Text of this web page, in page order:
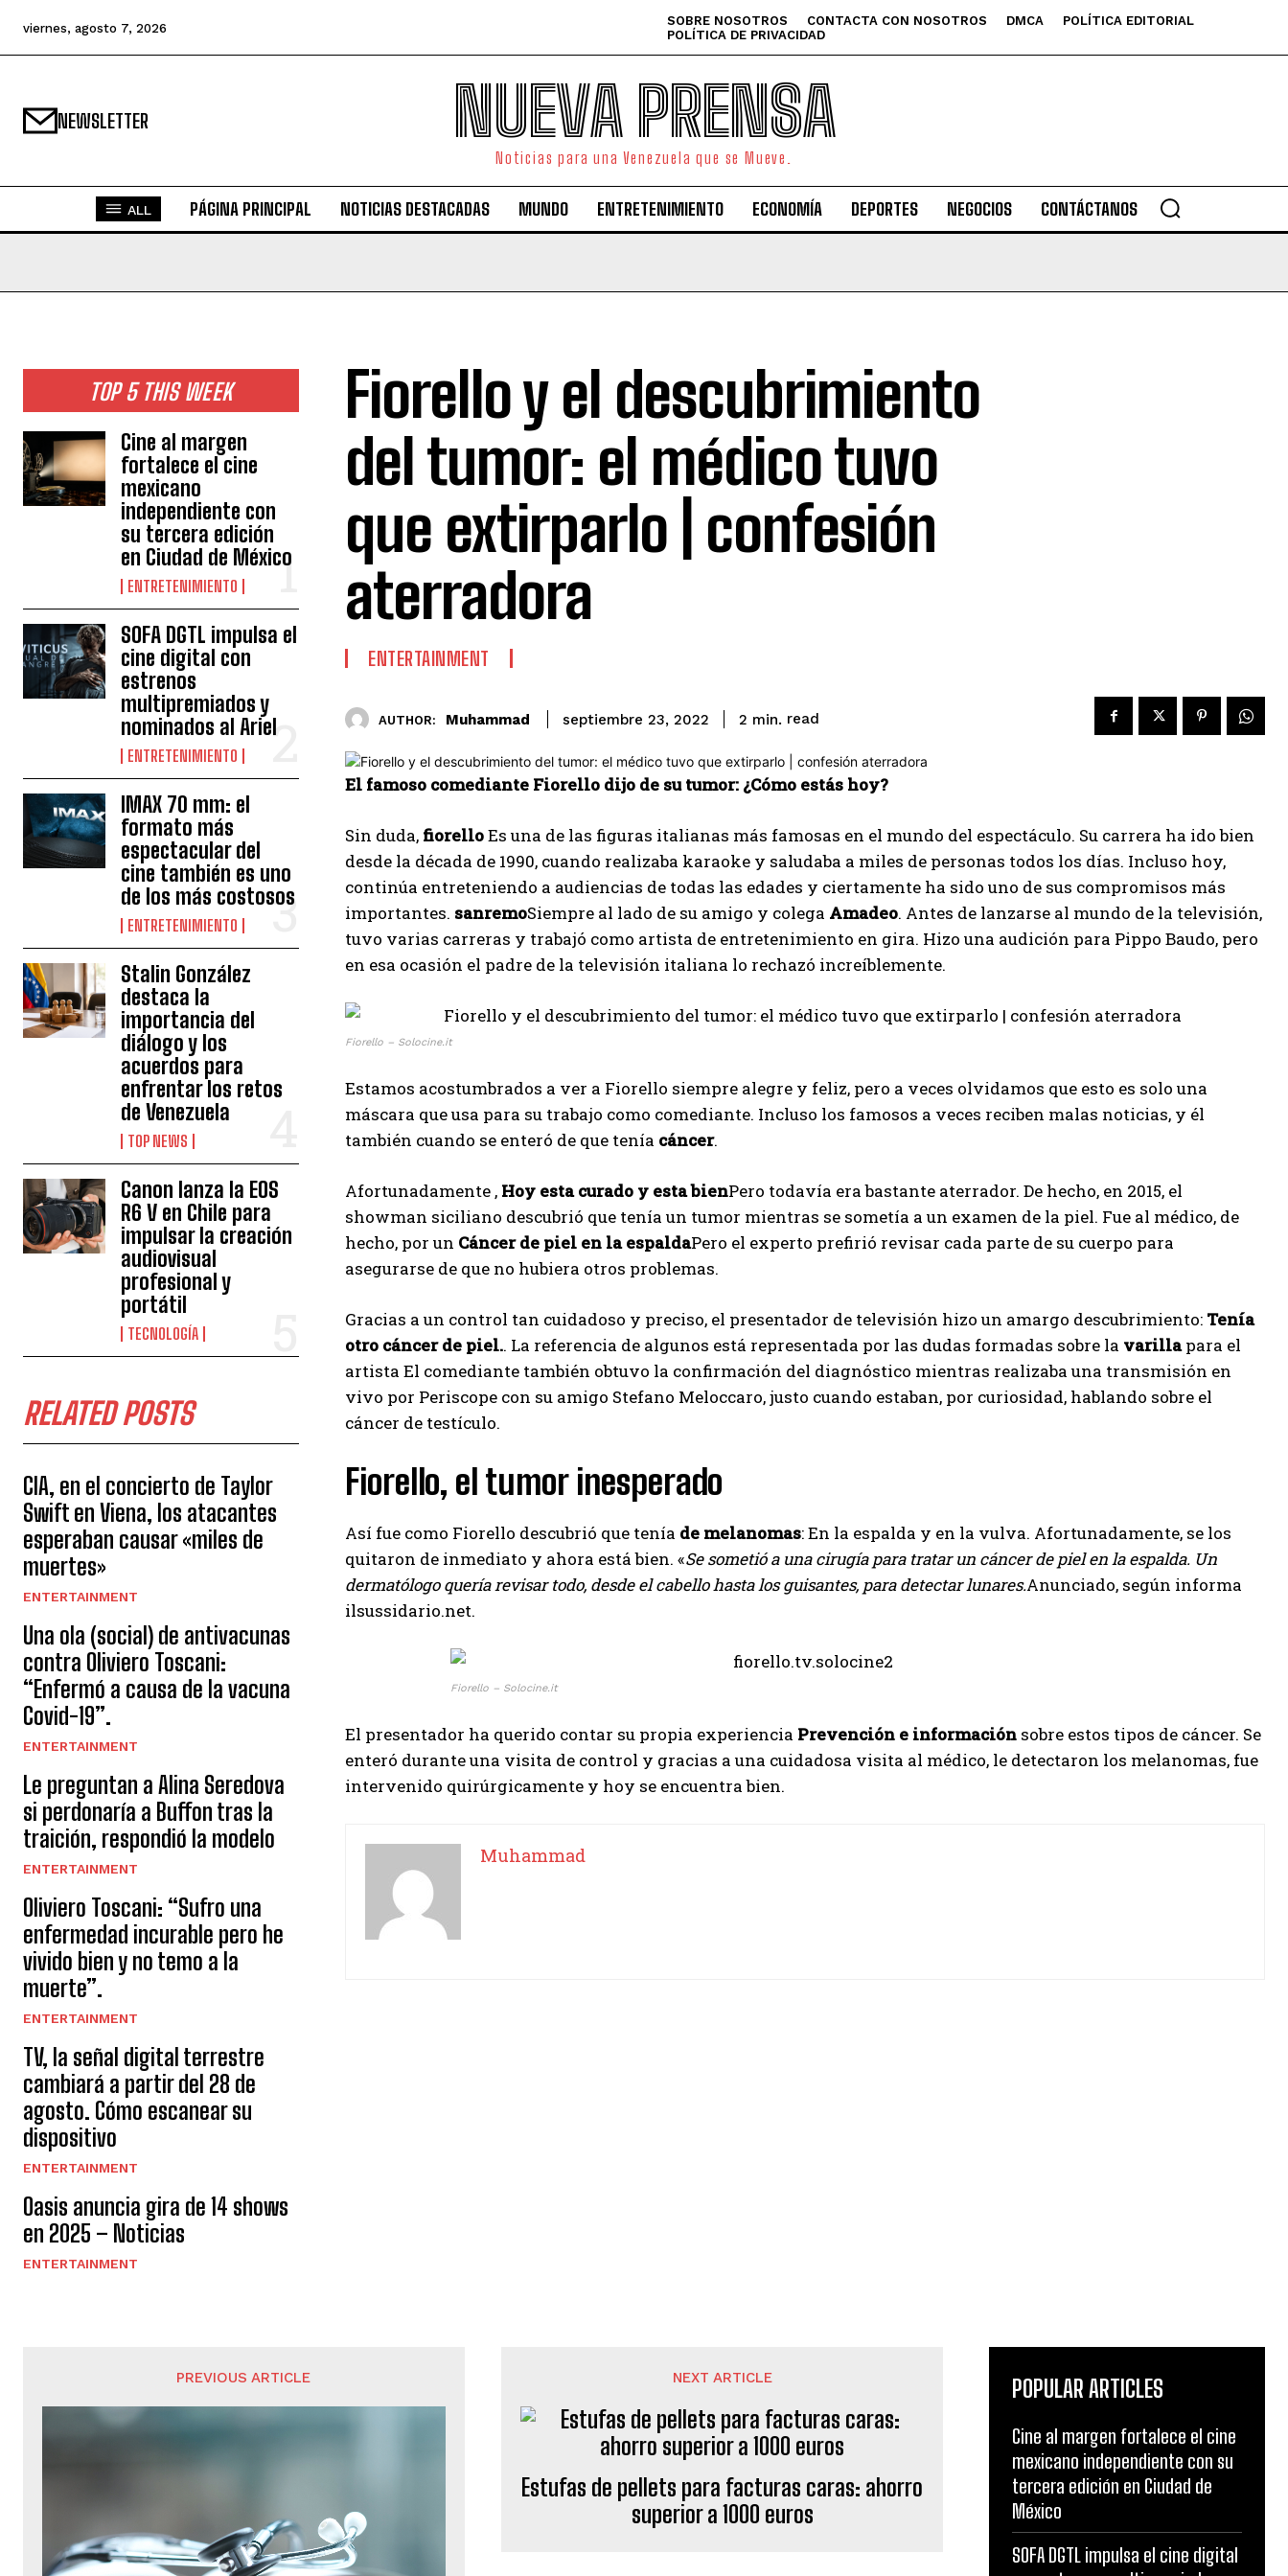
I WANT IN
viernes, agosto 7, 2026 SOBRE NOSOTROS CONTACTA CON NOSOTROS DMCA
POLÍTICA EDITORIAL
POLÍTICA DE PRIVACIDAD
NEWSLETTER NUEVA PRENSA
Noticias para una Venezuela que se Mueve.
ALL PÁGINA PRINCIPAL NOTICIAS DESTACADAS MUNDO ENTRETENIMIENTO ECONOMÍA DEPORTES NEGOCIOS CONTÁCTANOS
TOP 5 THIS WEEK
Cine al margen
fortalece el cine
mexicano
independiente con
su tercera edición
en Ciudad de México
ENTRETENIMIENTO
SOFA DGTL impulsa el
cine digital con
estrenos
multipremiados y
nominados al Ariel
ENTRETENIMIENTO
IMAX 70 mm: el
formato más
espectacular del
cine también es uno
de los más costosos
ENTRETENIMIENTO
Stalin González
destaca la
importancia del
diálogo y los
acuerdos para
enfrentar los retos
de Venezuela
TOP NEWS
Canon lanza la EOS
R6 V en Chile para
impulsar la creación
audiovisual
profesional y
portátil
TECNOLOGÍA
RELATED POSTS
CIA, en el concierto de Taylor
Swift en Viena, los atacantes
esperaban causar «miles de
muertes»
ENTERTAINMENT
Una ola (social) de antivacunas
contra Oliviero Toscani:
“Enfermó a causa de la vacuna
Covid-19”.
ENTERTAINMENT
Le preguntan a Alina Seredova
si perdonaría a Buffon tras la
traición, respondió la modelo
ENTERTAINMENT
Oliviero Toscani: “Sufro una
enfermedad incurable pero he
vivido bien y no temo a la
muerte”.
ENTERTAINMENT
TV, la señal digital terrestre
cambiará a partir del 28 de
agosto. Cómo escanear su
dispositivo
ENTERTAINMENT
Oasis anuncia gira de 14 shows
en 2025 – Noticias
ENTERTAINMENT
Fiorello y el descubrimiento
del tumor: el médico tuvo
que extirparlo | confesión
aterradora
ENTERTAINMENT
AUTHOR: Muhammad septiembre 23, 2022 2 min. read
El famoso comediante Fiorello dijo de su tumor: ¿Cómo estás hoy?
Sin duda, fiorelloEs una de las figuras italianas más famosas en el mundo del espectáculo. Su carrera ha ido bien
desde la década de 1990, cuando realizaba karaoke y saludaba a miles de personas todos los días. Incluso hoy,
continúa entreteniendo a audiencias de todas las edades y ciertamente ha sido uno de sus compromisos más
importantes. sanremoSiempre al lado de su amigo y colega Amadeo. Antes de lanzarse al mundo de la televisión,
tuvo varias carreras y trabajó como artista de entretenimiento en gira. Hizo una audición para Pippo Baudo, pero
en esa ocasión el padre de la televisión italiana lo rechazó increíblemente.
Fiorello – Solocine.it
Estamos acostumbrados a ver a Fiorello siempre alegre y feliz, pero a veces olvidamos que esto es solo una
máscara que usa para su trabajo como comediante. Incluso los famosos a veces reciben malas noticias, y él
también cuando se enteró de que tenía cáncer.
Afortunadamente , Hoy esta curado y esta bienPero todavía era bastante aterrador. De hecho, en 2015, el
showman siciliano descubrió que tenía un tumor mientras se sometía a un examen de la piel. Fue al médico, de
hecho, por un Cáncer de piel en la espaldaPero el experto prefirió revisar cada parte de su cuerpo para
asegurarse de que no hubiera otros problemas.
Gracias a un control tan cuidadoso y preciso, el presentador de televisión hizo un amargo descubrimiento: Tenía
otro cáncer de piel.. La referencia de algunos está representada por las dudas formadas sobre la varillapara el
artista El comediante también obtuvo la confirmación del diagnóstico mientras realizaba una transmisión en
vivo por Periscope con su amigo Stefano Meloccaro, justo cuando estaban, por curiosidad, hablando sobre el
cáncer de testículo.
Fiorello, el tumor inesperado
Así fue como Fiorello descubrió que tenía de melanomas: En la espalda y en la vulva. Afortunadamente, se los
quitaron de inmediato y ahora está bien. «Se sometió a una cirugía para tratar un cáncer de piel en la espalda. Un
dermatólogo quería revisar todo, desde el cabello hasta los guisantes, para detectar lunares.Anunciado, según informa
ilsussidario.net.
Fiorello – Solocine.it
El presentador ha querido contar su propia experiencia Prevención e información sobre estos tipos de cáncer. Se
enteró durante una visita de control y gracias a una cuidadosa visita al médico, le detectaron los melanomas, fue
intervenido quirúrgicamente y hoy se encuentra bien.
Muhammad
PREVIOUS ARTICLE NEXT ARTICLE
Estufas de pellets para facturas caras: ahorro
superior a 1000 euros
POPULAR ARTICLES
Cine al margen fortalece el cine
mexicano independiente con su
tercera edición en Ciudad de
México
SOFA DGTL impulsa el cine digital